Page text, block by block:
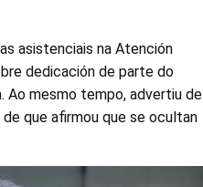
asistenciais na Atención
dedicación de parte do
Ao mesmo tempo, advertiu de
que afirmou que se ocultan